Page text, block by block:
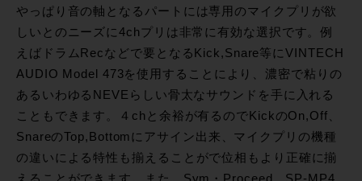
やっぱり音の軸となるパートには専用のマイクプリが欲
しいとのニーズに4chプリは非常に有効な選択です。例
えばドラムRecなどで要となるKick,Snare等にVINTECH
AUDIO Model 473を使用することにより、濃密で粘りの
あるいわゆるNEVEらしい骨太なサウンドを手に入れる
こともできます。４chと余裕が有るのでKickのOn,Off、
SnareのTop,Bottomにアサイン出来、マイクプリの機種
の違いによる特性も揃えることがで位相もより正確に揃